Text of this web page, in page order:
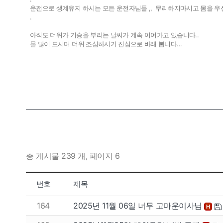
운전으로 생계유지 하시는 모든 운전자님들 ,, 무리하지마시고 몸을 우
.
아직도 더위가 기승을 부리는 날씨가 계속 이어가고 있습니다..
물 많이 드시며 더위 조심하시기 진심으로 바래 봅니다...
총 게시물 239 개, 페이지 6
번호 제목
164 2025년 11월 06일 너무 고마운이사님 H